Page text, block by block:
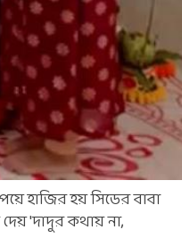
হাজির হয় সিডের বাবা
'দাদুর কথায় না,